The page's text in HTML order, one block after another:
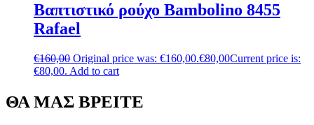
Βαπτιστικό ρούχο Bambolino 8455
Rafael
€160,00 Original price was: €160,00.€80,00Current price is:
€80,00. Add to cart
ΘΑ ΜΑΣ ΒΡΕΙΤΕ